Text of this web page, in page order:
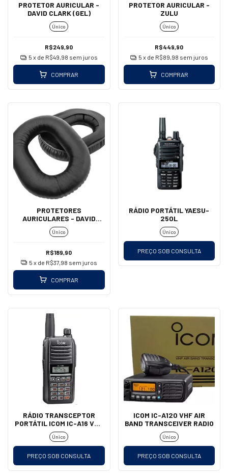
PROTETOR AURICULAR -
DAVID CLARK (GEL)
Único
R$249,90
5 x de R$49,98 sem juros
COMPRAR
PROTETOR AURICULAR -
ZULU
Único
R$449,90
5 x de R$89,98 sem juros
COMPRAR
PROTETORES
AURICULARES - DAVID
CLARK (COURO/PARALELO)
Único
R$189,90
5 x de R$37,98 sem juros
COMPRAR
RÁDIO PORTÁTIL YAESU-
250L
Único
PREÇO SOB CONSULTA
RÁDIO TRANSCEPTOR
PORTÁTIL ICOM IC-A16 VHF
AIR BAND
Único
PREÇO SOB CONSULTA
ICOM IC-A120 VHF AIR
BAND TRANSCEIVER RADIO
Único
PREÇO SOB CONSULTA